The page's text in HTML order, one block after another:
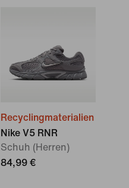
Recyclingmaterialien
Nike V5 RNR
Schuh (Herren)
84,99 €